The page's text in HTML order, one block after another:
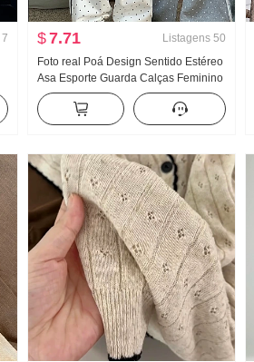
7
$7.71 Listagens 50
Foto real Poá Design Sentido Estéreo
Asa Esporte Guarda Calças Feminino
Novo Luz A. Vento Solto Reto Efeito
emagrecedor Calça casual